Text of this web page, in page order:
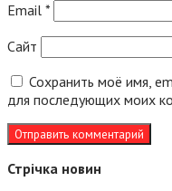
Email *
Сайт
Сохранить моё имя,
для последующих моих
Стрічка новин